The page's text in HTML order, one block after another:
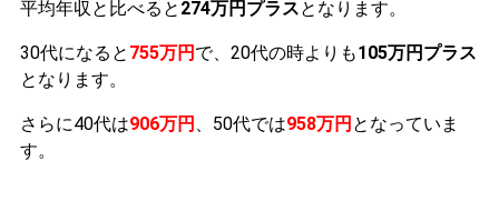
平均年収と比べると 274万円プラスとなります。
30代になると 755万円 で、20代の時よりも105万円プラス
となります。
さらに40代は906万円 、50代では958万円 となっていま
す。